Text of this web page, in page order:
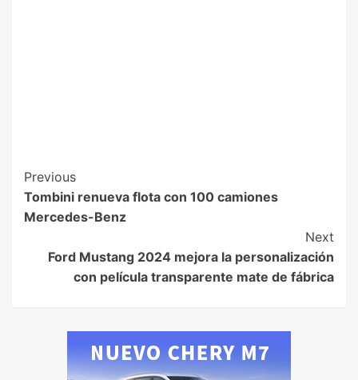
Previous
Tombini renueva flota con 100 camiones
Mercedes-Benz
Next
Ford Mustang 2024 mejora la personalización
con película transparente mate de fábrica